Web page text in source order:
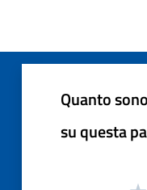
Quanto
su questa